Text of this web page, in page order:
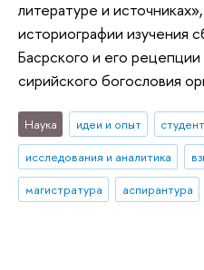
литературе и
историографии изучения
Басрского и его
сирийского богословия
Наука идеи и опыт
исследования и аналитика
магистратура
аспирантура